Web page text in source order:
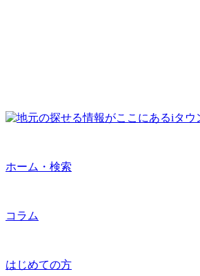
ホーム・検索
コラム
はじめての方